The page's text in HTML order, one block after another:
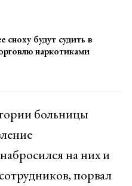
сноху будут судить в
наркотиками
больницы
на них и
порвал